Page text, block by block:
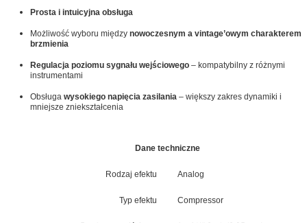
Prosta i intuicyjna obsługa
Możliwość wyboru międzynowoczesnym a vintage’owym charakterem
brzmienia
Regulacja poziomu sygnału wejściowego – kompatybilny z różnymi
instrumentami
Obsługawysokiego napięcia zasilania – większy zakres dynamiki i
mniejsze zniekształcenia
Dane techniczne
Rodzaj efektu Analog
Typ efektu Compressor